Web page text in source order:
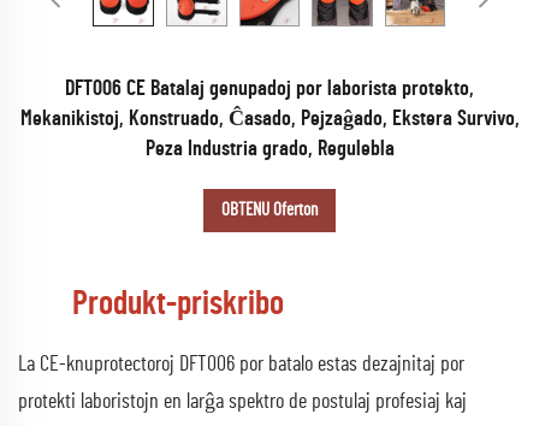
DFT006 CE Batalaj genupadoj por laborista protekto,
Mekanikistoj, Konstruado, Ĉasado, Pejzaĝado, Ekstera Survivo,
Peza Industria grado, Regulebla
OBTENU Oferton
Produkt-priskribo
La CE-knuprotectoroj DFT006 por batalo estas dezajnitaj por
protekti laboristojn en larĝa spektro de postulaj profesiaj kaj